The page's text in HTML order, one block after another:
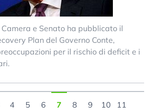
e Senato ha pubblicato il
Plan del Governo Conte,
per il rischio di deficit e i
4 5 6 7 8 9 10 11